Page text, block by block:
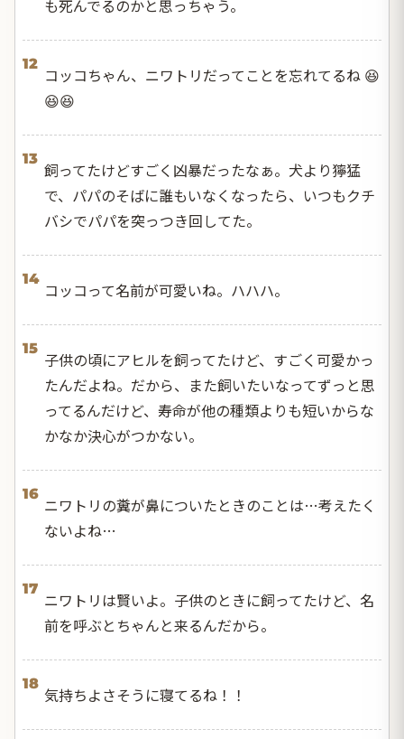
も死んでるのかと思っちゃう。
12
コッコちゃん、ニワトリだってことを忘れてるね 😆
😆😆
13
飼ってたけどすごく凶暴だったなぁ。犬より獰猛
で、パパのそばに誰もいなくなったら、いつもクチ
バシでパパを突っつき回してた。
14
コッコって名前が可愛いね。ハハハ。
15
子供の頃にアヒルを飼ってたけど、すごく可愛かっ
たんだよね。だから、また飼いたいなってずっと思
ってるんだけど、寿命が他の種類よりも短いからな
かなか決心がつかない。
16
ニワトリの糞が鼻についたときのことは…考えたく
ないよね…
17
ニワトリは賢いよ。子供のときに飼ってたけど、名
前を呼ぶとちゃんと来るんだから。
18
気持ちよさそうに寝てるね！！